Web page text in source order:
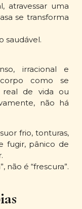
atravessar uma
se transforma
saudável.
irracional e
como se
real de vida ou
não há
frio, tonturas,
fugir, pânico de
não é “frescura”.